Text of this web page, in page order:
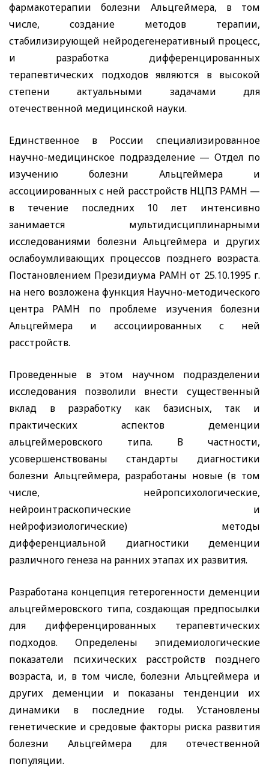
фармакотерапии болезни Альцгеймера, в том
числе, создание методов терапии,
стабилизирующей нейродегенеративный процесс,
и разработка дифференцированных
терапевтических подходов являются в высокой
степени актуальными задачами для
отечественной медицинской науки.
Единственное в России специализированное
научно-медицинское подразделение — Отдел по
изучению болезни Альцгеймера и
ассоциированных с ней расстройств НЦПЗ РАМН —
в течение последних 10 лет интенсивно
занимается мультидисциплинарными
исследованиями болезни Альцгеймера и других
ослабоумливающих процессов позднего возраста.
Постановлением Президиума РАМН от 25.10.1995 г.
на него возложена функция Научно-методического
центра РАМН по проблеме изучения болезни
Альцгеймера и ассоциированных с ней
расстройств.
Проведенные в этом научном подразделении
исследования позволили внести существенный
вклад в разработку как базисных, так и
практических аспектов деменции
альцгеймеровского типа. В частности,
усовершенствованы стандарты диагностики
болезни Альцгеймера, разработаны новые (в том
числе, нейропсихологические,
нейроинтраскопические и
нейрофизиологические) методы
дифференциальной диагностики деменции
различного генеза на ранних этапах их развития.
Разработана концепция гетерогенности деменции
альцгеймеровского типа, создающая предпосылки
для дифференцированных терапевтических
подходов. Определены эпидемиологические
показатели психических расстройств позднего
возраста, и, в том числе, болезни Альцгеймера и
других деменции и показаны тенденции их
динамики в последние годы. Установлены
генетические и средовые факторы риска развития
болезни Альцгеймера для отечественной
популяции.